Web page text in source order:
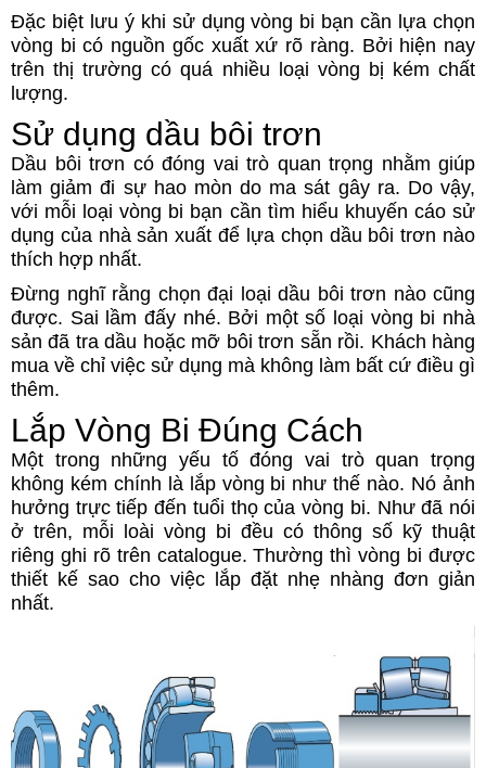
Đặc biệt lưu ý khi sử dụng vòng bi bạn cần lựa chọn
vòng bi có nguồn gốc xuất xứ rõ ràng. Bởi hiện nay
trên thị trường có quá nhiều loại vòng bị kém chất
lượng.
Sử dụng dầu bôi trơn
Dầu bôi trơn có đóng vai trò quan trọng nhằm giúp
làm giảm đi sự hao mòn do ma sát gây ra. Do vậy,
với mỗi loại vòng bi bạn cần tìm hiểu khuyến cáo sử
dụng của nhà sản xuất để lựa chọn dầu bôi trơn nào
thích hợp nhất.
Đừng nghĩ rằng chọn đại loại dầu bôi trơn nào cũng
được. Sai lầm đấy nhé. Bởi một số loại vòng bi nhà
sản đã tra dầu hoặc mỡ bôi trơn sẵn rồi. Khách hàng
mua về chỉ việc sử dụng mà không làm bất cứ điều gì
thêm.
Lắp Vòng Bi Đúng Cách
Một trong những yếu tố đóng vai trò quan trọng
không kém chính là lắp vòng bi như thế nào. Nó ảnh
hưởng trực tiếp đến tuổi thọ của vòng bi. Như đã nói
ở trên, mỗi loài vòng bi đều có thông số kỹ thuật
riêng ghi rõ trên catalogue. Thường thì vòng bi được
thiết kế sao cho việc lắp đặt nhẹ nhàng đơn giản
nhất.